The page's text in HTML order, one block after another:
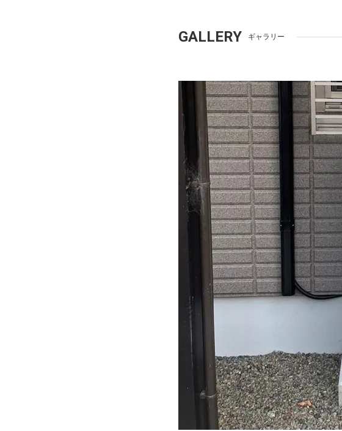
GALLERY ギャラリー